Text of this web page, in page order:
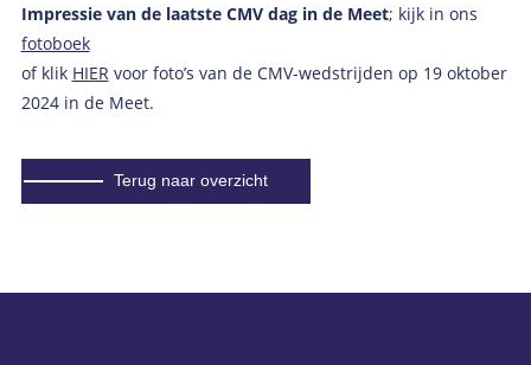
Impressie van de laatste CMV dag in de Meet; kijk in ons
fotoboek
of klik HIERvoor foto’s van de CMV-wedstrijden op 19 oktober
2024 in de Meet.
Terug naar overzicht